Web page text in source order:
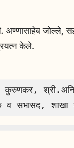
अण्णासाहेब जोल्ले,
केले.